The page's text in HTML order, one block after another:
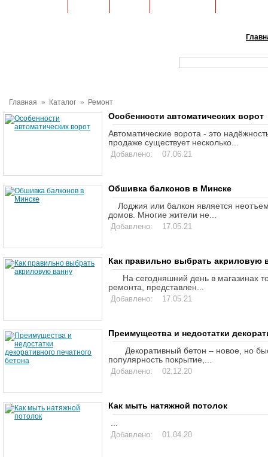
Главная » Каталог » Ремонт
Особенности автоматических ворот
Автоматические ворота - это
продаже существует несколько...
Добавлено: 07.06.21
Обшивка балконов в Минске
Лоджия или балкон является
домов. Многие жители не...
Добавлено: 17.05.21
Как правильно выбрать акриловую
На сегодняшний день в магазинах
ремонта, представлен...
Добавлено: 17.05.21
Преимущества и недостатки
Декоративный бетон – новое, но
популярность покрытие,...
Добавлено: 02.12.20
Как мыть натяжной потолок
...
Добавлено: 01.04.20